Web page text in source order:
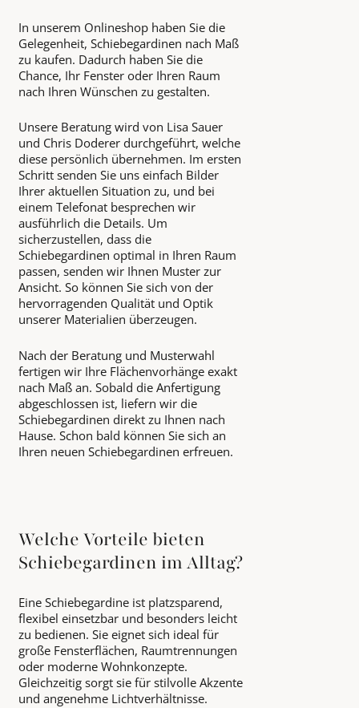
In unserem Onlineshop haben Sie die
Gelegenheit, Schiebegardinen nach Maß
zu kaufen. Dadurch haben Sie die
Chance, Ihr Fenster oder Ihren Raum
nach Ihren Wünschen zu gestalten.
Unsere Beratung wird von Lisa Sauer
und Chris Doderer durchgeführt, welche
diese persönlich übernehmen. Im ersten
Schritt senden Sie uns einfach Bilder
Ihrer aktuellen Situation zu, und bei
einem Telefonat besprechen wir
ausführlich die Details. Um
sicherzustellen, dass die
Schiebegardinen optimal in Ihren Raum
passen, senden wir Ihnen Muster zur
Ansicht. So können Sie sich von der
hervorragenden Qualität und Optik
unserer Materialien überzeugen.
Nach der Beratung und Musterwahl
fertigen wir Ihre Flächenvorhänge exakt
nach Maß an. Sobald die Anfertigung
abgeschlossen ist, liefern wir die
Schiebegardinen direkt zu Ihnen nach
Hause. Schon bald können Sie sich an
Ihren neuen Schiebegardinen erfreuen.
Welche Vorteile bieten
Schiebegardinen im Alltag?
Eine Schiebegardine ist platzsparend,
flexibel einsetzbar und besonders leicht
zu bedienen. Sie eignet sich ideal für
große Fensterflächen, Raumtrennungen
oder moderne Wohnkonzepte.
Gleichzeitig sorgt sie für stilvolle Akzente
und angenehme Lichtverhältnisse.